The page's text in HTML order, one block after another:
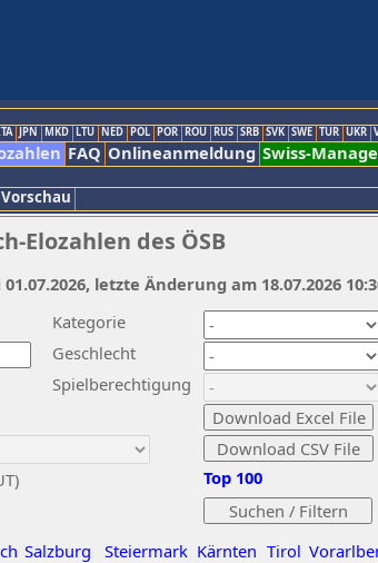
JPN MKD LTU NED POL POR ROU RUS SRB SVK SWE TUR UKR
FAQ Onlineanmeldung Swiss-
Vorschau
Elozahlen des ÖSB
Kategorie
Geschlecht
Spielberechtigung
Salzburg Steiermark Kärnten Tirol
Top 100
01.07.2026, letzte Änderung am 18.07.2026